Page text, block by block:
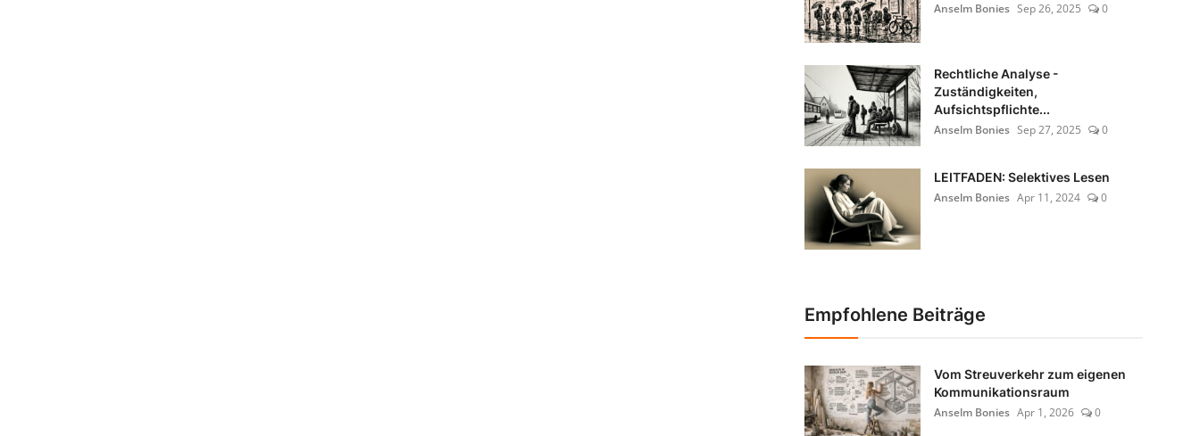
Anselm Bonies Sep 26, 2025 0
Rechtliche Analyse -
Zuständigkeiten,
Aufsichtspflichte...
Anselm Bonies Sep 27, 2025 0
LEITFADEN: Selektives Lesen
Anselm Bonies Apr 11, 2024 0
Empfohlene Beiträge
Vom Streuverkehr zum eigenen
Kommunikationsraum
Anselm Bonies Apr 1, 2026 0